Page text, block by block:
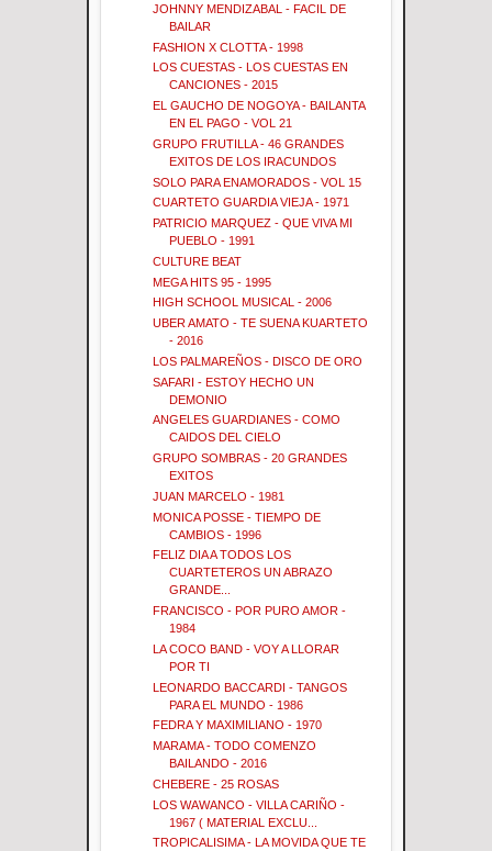
JOHNNY MENDIZABAL - FACIL DE
BAILAR
FASHION X CLOTTA - 1998
LOS CUESTAS - LOS CUESTAS EN
CANCIONES - 2015
EL GAUCHO DE NOGOYA - BAILANTA
EN EL PAGO - VOL 21
GRUPO FRUTILLA - 46 GRANDES
EXITOS DE LOS IRACUNDOS
SOLO PARA ENAMORADOS - VOL 15
CUARTETO GUARDIA VIEJA - 1971
PATRICIO MARQUEZ - QUE VIVA MI
PUEBLO - 1991
CULTURE BEAT
MEGA HITS 95 - 1995
HIGH SCHOOL MUSICAL - 2006
UBER AMATO - TE SUENA KUARTETO
- 2016
LOS PALMAREÑOS - DISCO DE ORO
SAFARI - ESTOY HECHO UN
DEMONIO
ANGELES GUARDIANES - COMO
CAIDOS DEL CIELO
GRUPO SOMBRAS - 20 GRANDES
EXITOS
JUAN MARCELO - 1981
MONICA POSSE - TIEMPO DE
CAMBIOS - 1996
FELIZ DIA A TODOS LOS
CUARTETEROS UN ABRAZO
GRANDE...
FRANCISCO - POR PURO AMOR -
1984
LA COCO BAND - VOY A LLORAR
POR TI
LEONARDO BACCARDI - TANGOS
PARA EL MUNDO - 1986
FEDRA Y MAXIMILIANO - 1970
MARAMA - TODO COMENZO
BAILANDO - 2016
CHEBERE - 25 ROSAS
LOS WAWANCO - VILLA CARIÑO -
1967 ( MATERIAL EXCLU...
TROPICALISIMA - LA MOVIDA QUE TE